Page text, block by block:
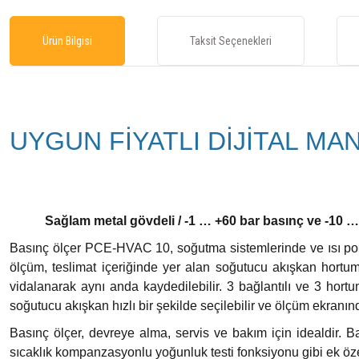
Ürün Bilgisi Taksit Seçenekleri
UYGUN FİYATLI DİJİTAL
Sağlam metal gövdeli / -1 … +60 bar basınç ve -10
Basınç ölçer PCE-HVAC 10, soğutma sistemlerinde ve ısı
ölçüm, teslimat içeriğinde yer alan soğutucu akışkan
vidalanarak aynı anda kaydedilebilir. 3 bağlantılı ve 3
soğutucu akışkan hızlı bir şekilde seçilebilir ve ölçüm
Basınç ölçer, devreye alma, servis ve bakım için idealdir.
sıcaklık kompanzasyonlu yoğunluk testi fonksiyonu gibi ek